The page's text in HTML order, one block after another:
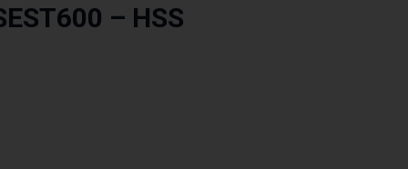
– HSS